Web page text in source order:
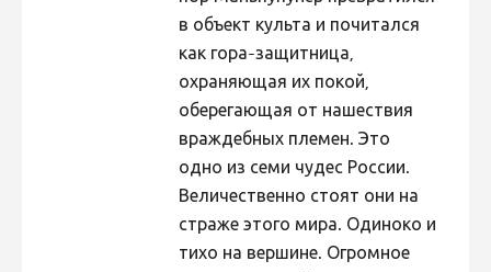
в объект культа и почитался
как гора-защитница,
охраняющая их покой,
оберегающая от нашествия
враждебных племен. Это
одно из семи чудес России.
Величественно стоят они на
страже этого мира. Одиноко и
тихо на вершине. Огромное